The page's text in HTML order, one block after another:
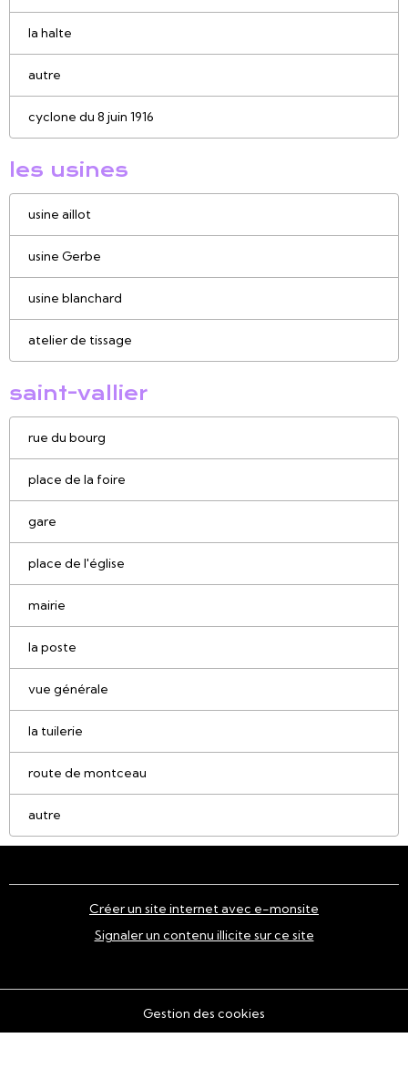
la halte
autre
cyclone du 8 juin 1916
les usines
usine aillot
usine Gerbe
usine blanchard
atelier de tissage
saint-vallier
rue du bourg
place de la foire
gare
place de l'église
mairie
la poste
vue générale
la tuilerie
route de montceau
autre
Créer un site internet avec e-monsite
Signaler un contenu illicite sur ce site
Gestion des cookies